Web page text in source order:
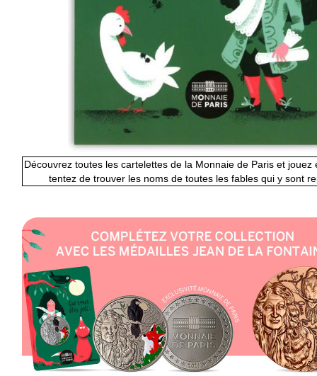
Découvrez toutes les cartelettes de la Monnaie de Paris et jouez
tentez de trouver les noms de toutes les fables qui y sont